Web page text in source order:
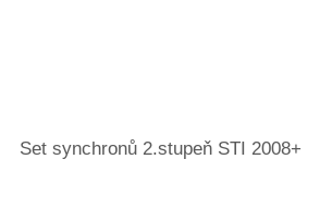
Set synchronů 2.stupeň STI 2008+